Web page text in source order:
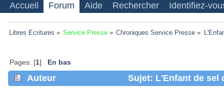
Accueil Forum Aide Rechercher Identifiez-
Libres Ecritures » Service Presse» Chroniques Service Presse »
Pages: [1] En bas
Auteur
Sujet: L'Enfant de sel